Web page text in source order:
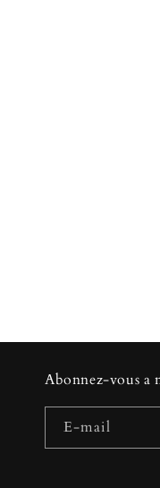
Abonnez-vous a
E-mail